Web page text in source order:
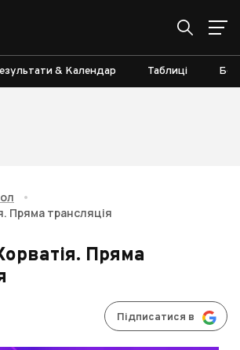
& Календар Таблиці
•
Пряма трансляція
Пряма
Підписатися в